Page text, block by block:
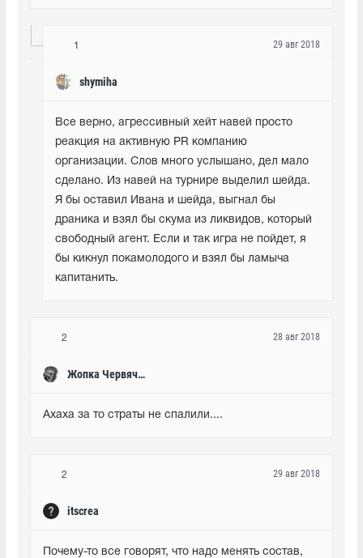
1
shymiha
29 авг 2018
Все верно, агрессивный хейт навей просто
реакция на активную PR компанию
организации. Слов много услышано, дел мало
сделано. Из навей на турнире выделил шейда.
Я бы оставил Ивана и шейда, выгнал бы
драника и взял бы скума из ликвидов, который
свободный агент. Если и так игра не пойдет, я
бы кикнул покамолодого и взял бы ламыча
капитанить.
2
Жопка Червячка
28 авг 2018
Ахаха за то страты не спалили....
2
itscrea
29 авг 2018
Почему-то все говорят, что надо менять состав,